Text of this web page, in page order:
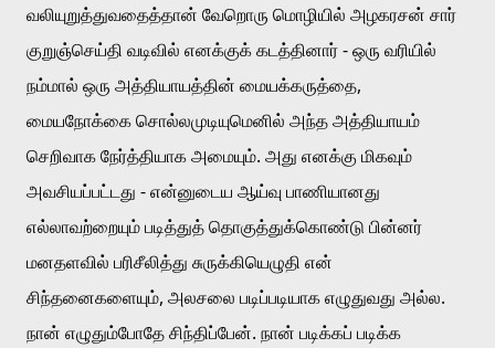
வலியுறுத்துவதைத்தான் வேறொரு மொழியில் அழகரசன் சார்
குறுஞ்செய்தி வடிவில் எனக்குக் கடத்தினார் - ஒரு வரியில்
நம்மால் ஒரு அத்தியாயத்தின் மையக்கருத்தை,
மையநோக்கை சொல்லமுடியுமெனில் அந்த அத்தியாயம்
செறிவாக நேர்த்தியாக அமையும். அது எனக்கு மிகவும்
அவசியப்பட்டது - என்னுடைய ஆய்வு பாணியானது
எல்லாவற்றையும் படித்துத் தொகுத்துக்கொண்டு பின்னர்
மனதளவில் பரிசீலித்து சுருக்கியெழுதி என்
சிந்தனைகளையும், அலசலை படிப்படியாக எழுதுவது அல்ல.
நான் எழுதும்போதே சிந்திப்பேன். நான் படிக்கப் படிக்க